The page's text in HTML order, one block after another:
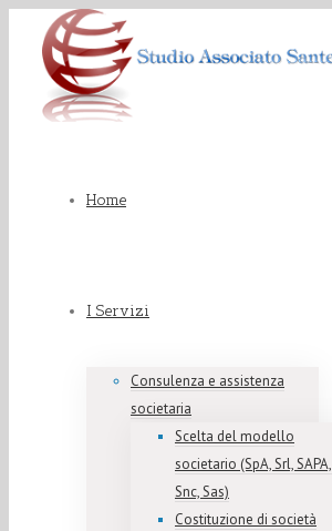
Home
I Servizi
Consulenza e assistenza
societaria
Scelta del modello
societario (SpA, Srl, SAPA,
Snc, Sas)
Costituzione di società